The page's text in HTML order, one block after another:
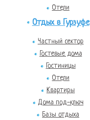
Отели
Отдых в Гурзуфе
Частный сектор
Гостевые дома
Гостиницы
Отели
Квартиры
Дома под-ключ
Базы отдыха